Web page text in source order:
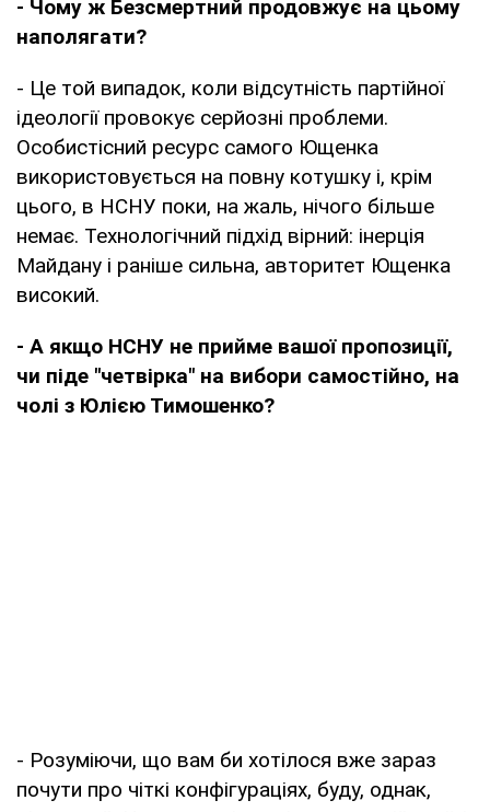
- Чому ж Безсмертний продовжує на цьому
наполягати?
- Це той випадок, коли відсутність партійної
ідеології провокує серйозні проблеми.
Особистісний ресурс самого Ющенка
використовується на повну котушку і, крім
цього, в НСНУ поки, на жаль, нічого більше
немає. Технологічний підхід вірний: інерція
Майдану і раніше сильна, авторитет Ющенка
високий.
- А якщо НСНУ не прийме вашої пропозиції,
чи піде "четвірка" на вибори самостійно, на
чолі з Юлією Тимошенко?
- Розуміючи, що вам би хотілося вже зараз
почути про чіткі конфігураціях, буду, однак,